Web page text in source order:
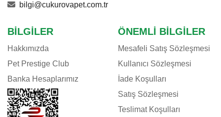
bilgi@cukurovapet.com.tr
BILGILER
Hakkımızda
Pet Prestige Club
Banka Hesaplarımız
ÖNEMLI BILGILER
Mesafeli Satış Sözleşmesi
Kullanıcı Sözleşmesi
İade Koşulları
Satış Sözleşmesi
Teslimat Koşulları